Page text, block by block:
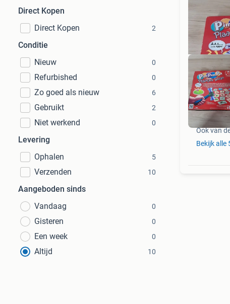
Direct Kopen
Direct Kopen
2
Conditie
Nieuw
0
Refurbished 0
Zo goed als nieuw 6
Gebruikt 2
Niet werkend 0
Levering
Ophalen
5
Verzenden 10
Aangeboden sinds
Vandaag
0
Gisteren 0
Een week 0
Altijd 10
Ook van
Bekijk alle